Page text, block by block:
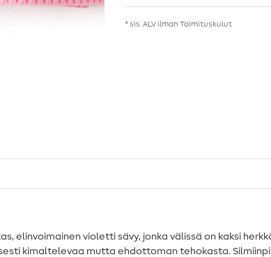
* sis. ALV ilman Toimituskulut
elinvoimainen violetti sävy, jonka välissä on kaksi
kimaltelevaa mutta ehdottoman tehokasta.